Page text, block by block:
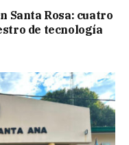
Santa Rosa: cuatro
de tecnología